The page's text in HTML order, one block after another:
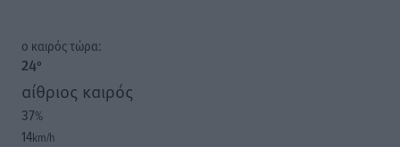
o καιρός τώρα:
24°
αίθριος καιρός
37%
14km/h